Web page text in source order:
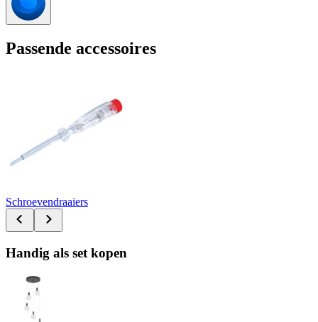
Passende accessoires
Schroevendraaiers
Handig als set kopen